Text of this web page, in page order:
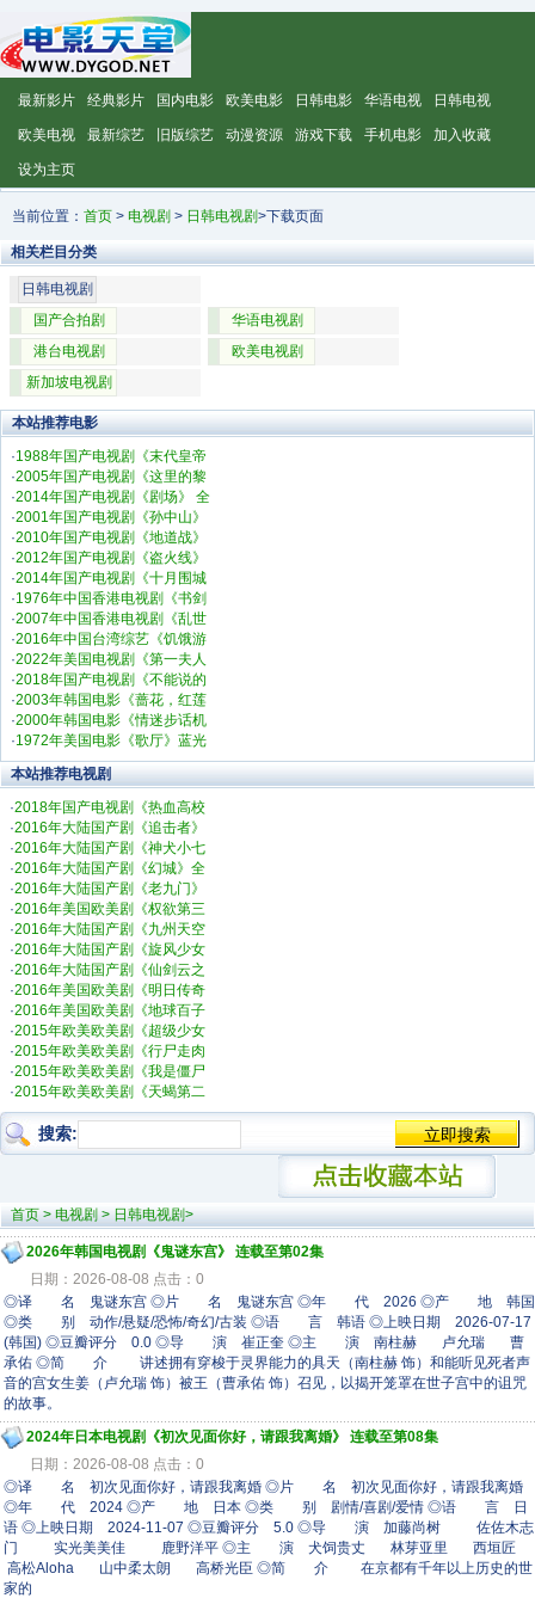
最新影片 经典影片 国内电影 欧美电影 日韩电影 华语电视 日韩电视
欧美电视 最新综艺 旧版综艺 动漫资源 游戏下载 手机电影 加入收藏
设为主页
当前位置： 首页 > 电视剧 > 日韩电视剧>下载页面
相关栏目分类
日韩电视剧
国产合拍剧
华语电视剧
港台电视剧
欧美电视剧
新加坡电视剧
本站推荐电影
·1988年国产电视剧《末代皇帝
·2005年国产电视剧《这里的黎
·2014年国产电视剧《剧场》 全
·2001年国产电视剧《孙中山》
·2010年国产电视剧《地道战》
·2012年国产电视剧《盗火线》
·2014年国产电视剧《十月围城
·1976年中国香港电视剧《书剑
·2007年中国香港电视剧《乱世
·2016年中国台湾综艺《饥饿游
·2022年美国电视剧《第一夫人
·2018年国产电视剧《不能说的
·2003年韩国电影《蔷花，红莲
·2000年韩国电影《情迷步话机
·1972年美国电影《歌厅》蓝光
本站推荐电视剧
·2018年国产电视剧《热血高校
·2016年大陆国产剧《追击者》
·2016年大陆国产剧《神犬小七
·2016年大陆国产剧《幻城》全
·2016年大陆国产剧《老九门》
·2016年美国欧美剧《权欲第三
·2016年大陆国产剧《九州天空
·2016年大陆国产剧《旋风少女
·2016年大陆国产剧《仙剑云之
·2016年美国欧美剧《明日传奇
·2016年美国欧美剧《地球百子
·2015年欧美欧美剧《超级少女
·2015年欧美欧美剧《行尸走肉
·2015年欧美欧美剧《我是僵尸
·2015年欧美欧美剧《天蝎第二
搜索:
首页>电视剧>日韩电视剧>
2026年韩国电视剧《鬼谜东宫》 连载至第02集
日期：2026-08-08 点击：0
◎译 名 鬼谜东宫 ◎片 名 鬼谜东宫 ◎年 代 2026 ◎产 地 韩国
◎类 别 动作/悬疑/恐怖/奇幻/古装 ◎语 言 韩语 ◎上映日期 2026-07-17
(韩国) ◎豆瓣评分 0.0 ◎导 演 崔正奎 ◎主 演 南柱赫 卢允瑞 曹
承佑 ◎简 介 讲述拥有穿梭于灵界能力的具天（南柱赫 饰）和能听见死者声
音的宫女生姜（卢允瑞 饰）被王（曹承佑 饰）召见，以揭开笼罩在世子宫中的诅咒
的故事。
2024年日本电视剧《初次见面你好，请跟我离婚》 连载至第08集
日期：2026-08-08 点击：0
◎译 名 初次见面你好，请跟我离婚 ◎片 名 初次见面你好，请跟我离婚
◎年 代 2024 ◎产 地 日本 ◎类 别 剧情/喜剧/爱情 ◎语 言 日
语 ◎上映日期 2024-11-07 ◎豆瓣评分 5.0 ◎导 演 加藤尚树 佐佐木志
门 实光美美佳 鹿野洋平 ◎主 演 犬饲贵丈 林芽亚里 西垣匠
高松Aloha 山中柔太朗 高桥光臣 ◎简 介 在京都有千年以上历史的世
家的